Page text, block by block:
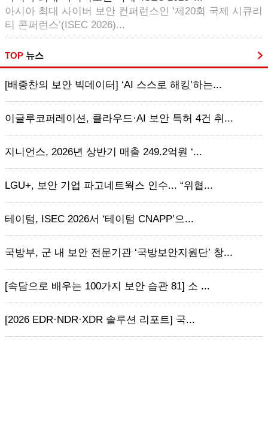
아시아 최대 사이버 보안 컨퍼런스인 ‘제20회 국제 시큐리
티 콘퍼런스’(ISEC 2026)...
TOP 뉴스
[배종찬의 보안 빅데이터] ‘AI 스스로 해킹’하는...
이글루코퍼레이션, 클라우드·AI 보안 특허 4건 취...
지니언스, 2026년 상반기 매출 249.2억원 ‘...
LGU+, 보안 기업 파고네트웍스 인수... “위협...
테이텀, ISEC 2026서 ‘테이텀 CNAPP’으...
국방부, 군 내 보안 전문기관 ‘국방보안지원단’ 창...
[속담으로 배우는 100가지 보안 습관 81] 소 ...
[2026 EDR·NDR·XDR 솔루션 리포트] 국...